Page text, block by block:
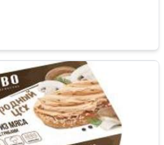
салями (шпик, филе куриное,
обвалки, посолочно-нитритная смесь,
перец чёрный, чеснок, горчица,
сахар, консервант сорбат калия.